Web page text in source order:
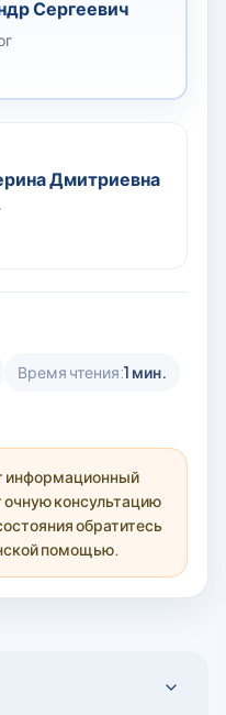
Сергеевич
Дмитриевна
Время чтения:1 мин.
информационный
очную консультацию
обратитесь
помощью.